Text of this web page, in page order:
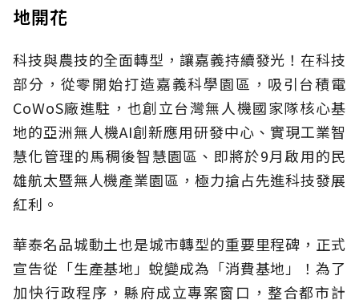
地開花
科技與農技的全面轉型，讓嘉義持續發光！在科技
部分，從零開始打造嘉義科學園區，吸引台積電
CoWoS廠進駐，也創立台灣無人機國家隊核心基
地的亞洲無人機AI創新應用研發中心、實現工業智
慧化管理的馬稠後智慧園區、即將於9月啟用的民
雄航太暨無人機產業園區，極力搶占先進科技發展
紅利。
華泰名品城動土也是城市轉型的重要里程碑，正式
宣告從「生產基地」蛻變成為「消費基地」！為了
加快行政程序，縣府成立專案窗口，整合都市計